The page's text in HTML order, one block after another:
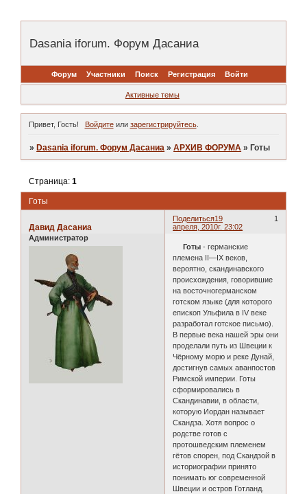
Dasania iforum. Форум Дасаниа
Форум Участники Поиск Регистрация Войти
Активные темы
Привет, Гость! Войдитеили зарегистрируйтесь.
» Dasania iforum. Форум Дасаниа »АРХИВ ФОРУМА » Готы
Готы
Страница:1
Поделиться 1
19
апреля, 2010г. 23:02
Давид Дасаниа
Администратор
Готы - германские
племена II—IX веков,
вероятно, скандинавского
происхождения, говорившие
на восточногерманском
готском языке (для которого
епископ Ульфила в IV веке
разработал готское письмо).
В первые века нашей эры они
проделали путь из Швеции к
Чёрному морю и реке Дунай,
достигнув самых аванпостов
Римской империи. Готы
сформировались в
Скандинавии, в области,
которую Иордан называет
Скандза. Хотя вопрос о
родстве готов с
протошведским племенем
гётов спорен, под Скандзой в
историографии принято
понимать юг современной
Швеции и остров Готланд.